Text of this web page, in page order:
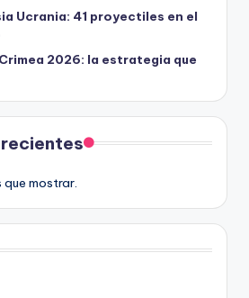
Ucrania: 41 proyectiles en el
2026: la estrategia que
mostrar.